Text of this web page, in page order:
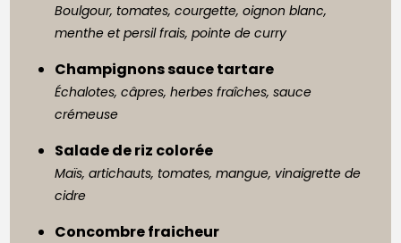
Boulgour, tomates, courgette, oignon blanc,
menthe et persil frais, pointe de curry
Champignons sauce tartare
Échalotes, câpres, herbes fraîches, sauce
crémeuse
Salade de riz colorée
Maïs, artichauts, tomates, mangue, vinaigrette de
cidre
Concombre fraicheur